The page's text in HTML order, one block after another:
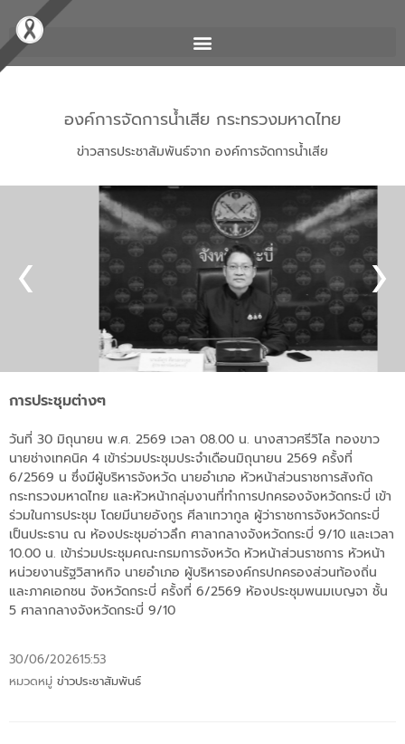
องค์การจัดการน้ำเสีย กระทรวงมหาดไทย
ข่าวสารประชาสัมพันธ์จาก องค์การจัดการน้ำเสีย
การประชุมต่างๆ
วันที่ 30 มิถุนายน พ.ศ. 2569 เวลา 08.00 น. นางสาวศรีวิไล ทองขาว
นายช่างเทคนิค 4 เข้าร่วมประชุมประจำเดือนมิถุนายน 2569 ครั้งที่
6/2569 น ซึ่งมีผู้บริหารจังหวัด นายอำเภอ หัวหน้าส่วนราชการสังกัด
กระทรวงมหาดไทย และหัวหน้ากลุ่มงานที่ทำการปกครองจังหวัดกระบี่ เข้า
ร่วมในการประชุม โดยมีนายอังกูร ศีลาเทวากูล ผู้ว่าราชการจังหวัดกระบี่
เป็นประธาน ณ ห้องประชุมอ่าวลึก ศาลากลางจังหวัดกระบี่ 9/10 และเวลา
10.00 น. เข้าร่วมประชุมคณะกรมการจังหวัด หัวหน้าส่วนราชการ หัวหน้า
หน่วยงานรัฐวิสาหกิจ นายอำเภอ ผู้บริหารองค์กรปกครองส่วนท้องถิ่น
และภาคเอกชน จังหวัดกระบี่ ครั้งที่ 6/2569 ห้องประชุมพนมเบญจา ชั้น
5 ศาลากลางจังหวัดกระบี่ 9/10
30/06/202615:53
หมวดหมู่ ข่าวประชาสัมพันธ์